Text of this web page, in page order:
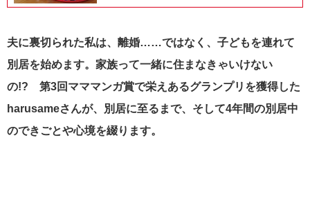
夫に裏切られた私は、離婚……ではなく、子どもを連れて
別居を始めます。家族って一緒に住まなきゃいけない
の!? 第3回マママンガ賞で栄えあるグランプリを獲得した
harusameさんが、別居に至るまで、そして4年間の別居中
のできごとや心境を綴ります。